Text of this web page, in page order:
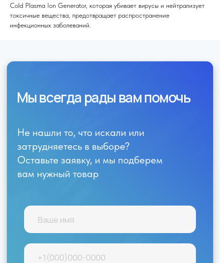
Cold Plasma Ion Generator, которая убивает вирусы и нейтрализует
токсичные вещества, предотвращает распространение
инфекционных заболеваний.
Отправить